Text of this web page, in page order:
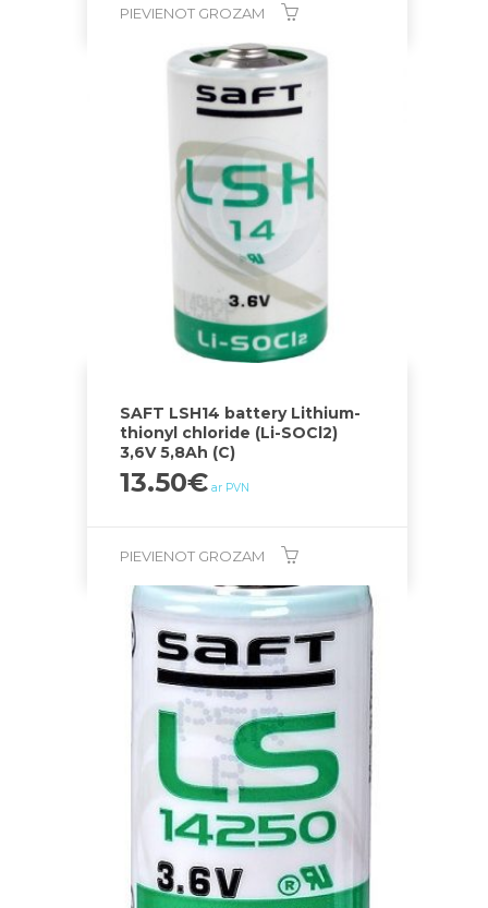
PIEVIENOT GROZAM
SAFT LSH14 battery Lithium-
thionyl chloride (Li-SOCl2)
3,6V 5,8Ah (C)
13.50€ ar PVN
PIEVIENOT GROZAM